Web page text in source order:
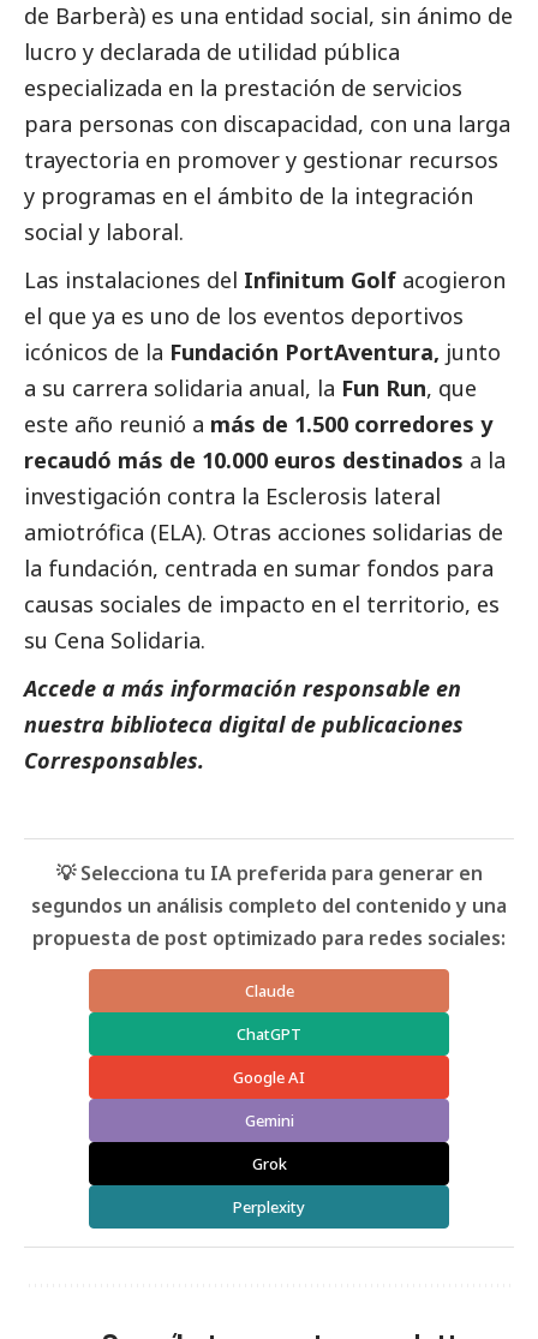
de Barberà) es una entidad social, sin ánimo de
lucro y declarada de utilidad pública
especializada en la prestación de servicios
para personas con discapacidad, con una larga
trayectoria en promover y gestionar recursos
y programas en el ámbito de la integración
social y laboral.
Las instalaciones del Infinitum Golf acogieron
el que ya es uno de los eventos deportivos
icónicos de la Fundación PortAventura, junto
a su carrera solidaria anual, la Fun Run, que
este año reunió a más de 1.500 corredores y
recaudó más de 10.000 euros destinados a la
investigación contra la Esclerosis lateral
amiotrófica (ELA). Otras acciones solidarias de
la fundación, centrada en sumar fondos para
causas sociales de impacto en el territorio, es
su Cena Solidaria.
Accede a más información responsable en
nuestra biblioteca digital de publicaciones
Corresponsables.
💡 Selecciona tu IA preferida para generar en
segundos un análisis completo del contenido y una
propuesta de post optimizado para redes sociales:
Claude
ChatGPT
Google AI
Gemini
Grok
Perplexity